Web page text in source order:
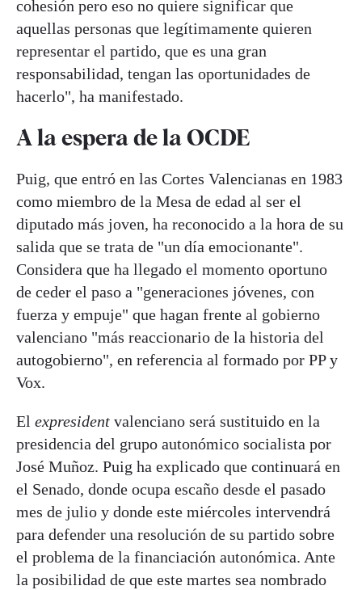
cohesión pero eso no quiere significar que
aquellas personas que legítimamente quieren
representar el partido, que es una gran
responsabilidad, tengan las oportunidades de
hacerlo", ha manifestado.
A la espera de la OCDE
Puig, que entró en las Cortes Valencianas en 1983
como miembro de la Mesa de edad al ser el
diputado más joven, ha reconocido a la hora de su
salida que se trata de "un día emocionante".
Considera que ha llegado el momento oportuno
de ceder el paso a "generaciones jóvenes, con
fuerza y empuje" que hagan frente al gobierno
valenciano "más reaccionario de la historia del
autogobierno", en referencia al formado por PP y
Vox.
El expresident valenciano será sustituido en la
presidencia del grupo autonómico socialista por
José Muñoz. Puig ha explicado que continuará en
el Senado, donde ocupa escaño desde el pasado
mes de julio y donde este miércoles intervendrá
para defender una resolución de su partido sobre
el problema de la financiación autonómica. Ante
la posibilidad de que este martes sea nombrado